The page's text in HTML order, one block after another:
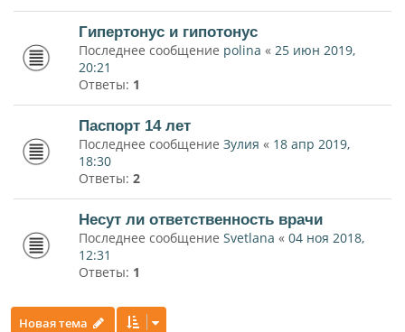
Гипертонус и гипотонус
Последнее сообщение polina « 25 июн 2019,
20:21
Ответы: 1
Паспорт 14 лет
Последнее сообщение Зулия « 18 апр 2019,
18:30
Ответы: 2
Несут ли ответственность врачи
Последнее сообщение Svetlana « 04 ноя 2018,
12:31
Ответы: 1
Новая тема